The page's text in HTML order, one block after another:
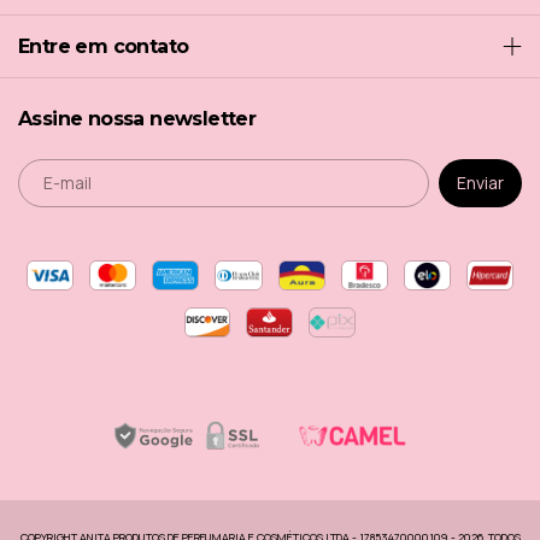
Entre em contato
Assine nossa newsletter